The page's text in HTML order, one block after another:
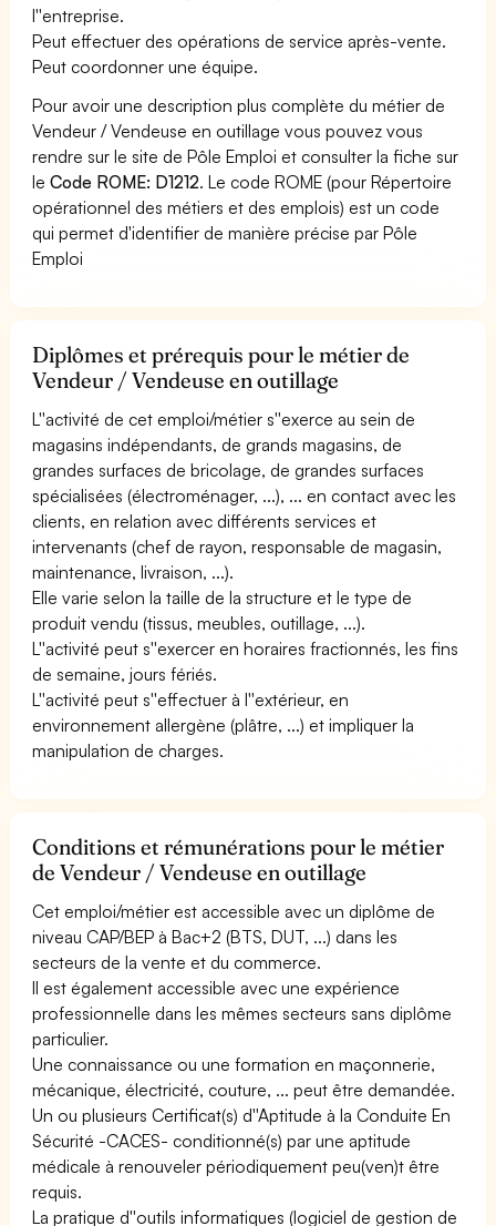
l''entreprise.
Peut effectuer des opérations de service après-vente.
Peut coordonner une équipe.
Pour avoir une description plus complète du métier de
Vendeur / Vendeuse en outillage vous pouvez vous
rendre sur le site de Pôle Emploi et consulter la fiche sur
leCode ROME: D1212. Le code ROME (pour Répertoire
opérationnel des métiers et des emplois) est un code
qui permet d'identifier de manière précise par Pôle
Emploi
Diplômes et prérequis pour le métier de
Vendeur / Vendeuse en outillage
L''activité de cet emploi/métier s''exerce au sein de
magasins indépendants, de grands magasins, de
grandes surfaces de bricolage, de grandes surfaces
spécialisées (électroménager, ...), ... en contact avec les
clients, en relation avec différents services et
intervenants (chef de rayon, responsable de magasin,
maintenance, livraison, ...).
Elle varie selon la taille de la structure et le type de
produit vendu (tissus, meubles, outillage, ...).
L''activité peut s''exercer en horaires fractionnés, les fins
de semaine, jours fériés.
L''activité peut s''effectuer à l''extérieur, en
environnement allergène (plâtre, ...) et impliquer la
manipulation de charges.
Conditions et rémunérations pour le métier
de Vendeur / Vendeuse en outillage
Cet emploi/métier est accessible avec un diplôme de
niveau CAP/BEP à Bac+2 (BTS, DUT, ...) dans les
secteurs de la vente et du commerce.
Il est également accessible avec une expérience
professionnelle dans les mêmes secteurs sans diplôme
particulier.
Une connaissance ou une formation en maçonnerie,
mécanique, électricité, couture, ... peut être demandée.
Un ou plusieurs Certificat(s) d''Aptitude à la Conduite En
Sécurité -CACES- conditionné(s) par une aptitude
médicale à renouveler périodiquement peu(ven)t être
requis.
La pratique d''outils informatiques (logiciel de gestion de